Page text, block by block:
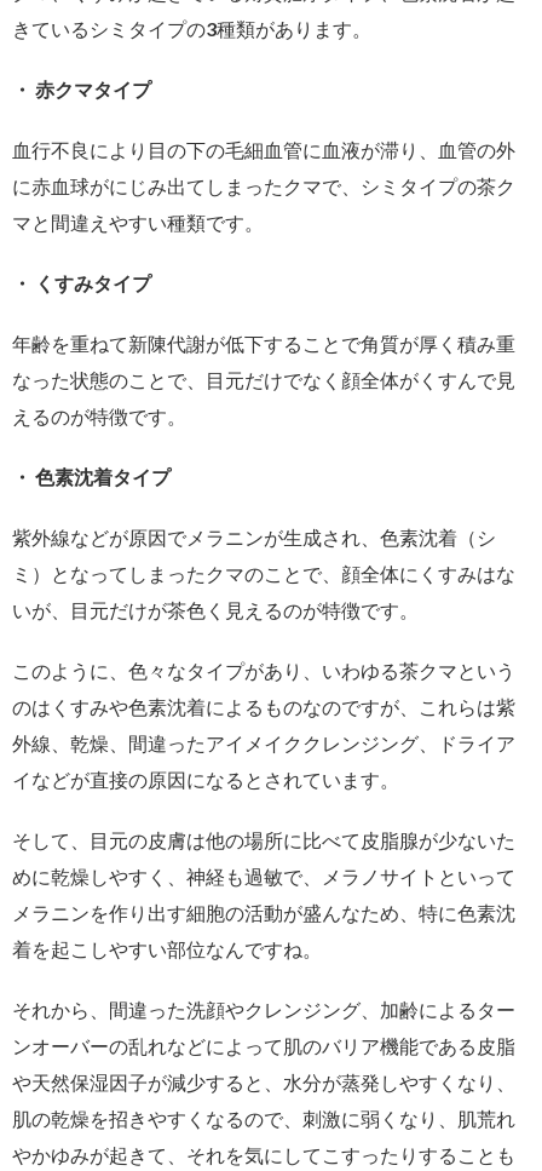
きているシミタイプの3種類があります。
・ 赤クマタイプ
血行不良により目の下の毛細血管に血液が滞り、血管の外
に赤血球がにじみ出てしまったクマで、シミタイプの茶ク
マと間違えやすい種類です。
・ くすみタイプ
年齢を重ねて新陳代謝が低下することで角質が厚く積み重
なった状態のことで、目元だけでなく顔全体がくすんで見
えるのが特徴です。
・ 色素沈着タイプ
紫外線などが原因でメラニンが生成され、色素沈着（シ
ミ）となってしまったクマのことで、顔全体にくすみはな
いが、目元だけが茶色く見えるのが特徴です。
このように、色々なタイプがあり、いわゆる茶クマという
のはくすみや色素沈着によるものなのですが、これらは紫
外線、乾燥、間違ったアイメイククレンジング、ドライア
イなどが直接の原因になるとされています。
そして、目元の皮膚は他の場所に比べて皮脂腺が少ないた
めに乾燥しやすく、神経も過敏で、メラノサイトといって
メラニンを作り出す細胞の活動が盛んなため、特に色素沈
着を起こしやすい部位なんですね。
それから、間違った洗顔やクレンジング、加齢によるター
ンオーバーの乱れなどによって肌のバリア機能である皮脂
や天然保湿因子が減少すると、水分が蒸発しやすくなり、
肌の乾燥を招きやすくなるので、刺激に弱くなり、肌荒れ
やかゆみが起きて、それを気にしてこすったりすることも